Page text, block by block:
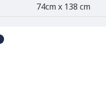
74cm x 138 cm